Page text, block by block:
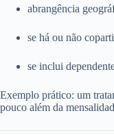
abrangência
se há ou não
se inclui
Exemplo prático: um
pouco além da